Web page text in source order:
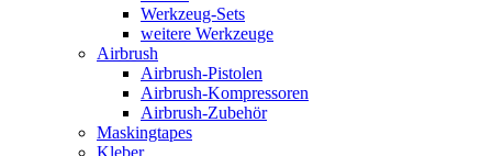
Werkzeug-Sets
weitere Werkzeuge
Airbrush
Airbrush-Pistolen
Airbrush-Kompressoren
Airbrush-Zubehör
Maskingtapes
Kleber